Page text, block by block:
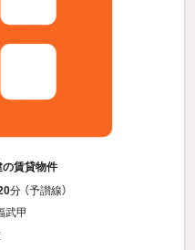
賃貸物件
分 （予讃線）
武甲